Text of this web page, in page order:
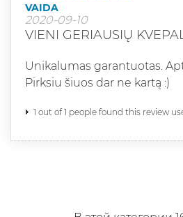
VAIDA
2020-09-10
VIENI GERIAUSIŲ
Unikalumas garantuotas.
Pirksiu šiuos dar ne kartą :)
1 out of 1 people found this review